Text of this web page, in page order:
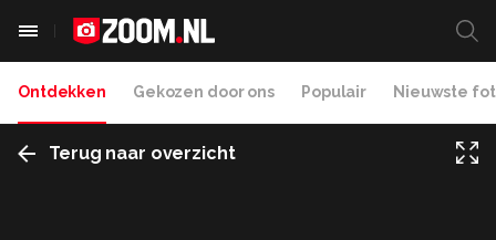
Ontdekken Gekozen door ons Populair Nieuwste
Terug naar overzicht